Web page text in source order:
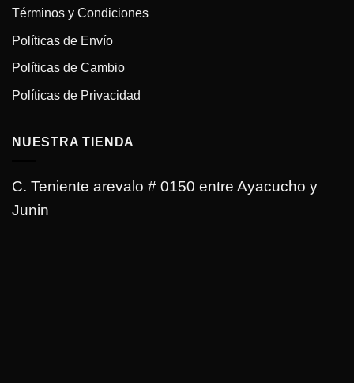
Términos y Condiciones
Políticas de Envío
Políticas de Cambio
Políticas de Privacidad
NUESTRA TIENDA
C. Teniente arevalo # 0150 entre Ayacucho y
Junin